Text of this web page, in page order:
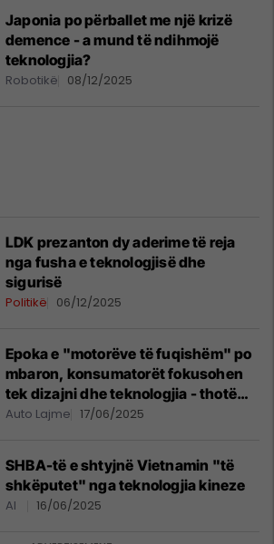
Japonia po përballet me një krizë
demence - a mund të ndihmojë
teknologjia?
Robotikë 08/12/2025
LDK prezanton dy aderime të reja
nga fusha e teknologjisë dhe
sigurisë
Politikë 06/12/2025
Epoka e "motorëve të fuqishëm" po
mbaron, konsumatorët fokusohen
tek dizajni dhe teknologjia - thotë
zv/presidenti i Ford
Auto Lajme 17/06/2025
SHBA-të e shtyjnë Vietnamin "të
shkëputet" nga teknologjia kineze
AI 16/06/2025